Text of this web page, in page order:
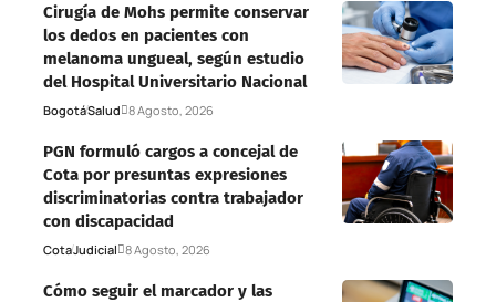
Cirugía de Mohs permite conservar
los dedos en pacientes con
melanoma ungueal, según estudio
del Hospital Universitario Nacional
BogotáSalud 8 Agosto, 2026
PGN formuló cargos a concejal de
Cota por presuntas expresiones
discriminatorias contra trabajador
con discapacidad
CotaJudicial 8 Agosto, 2026
Cómo seguir el marcador y las